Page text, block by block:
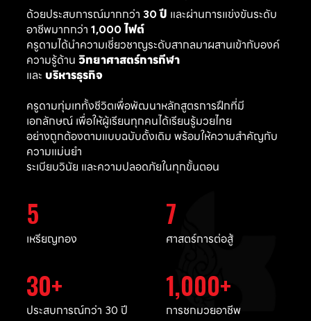
ด้วยประสบการณ์มากกว่า 30 ปี และผ่านการแข่งขันระดับ
อาชีพมากกว่า 1,000 ไฟต์
ครูดามได้นำความเชี่ยวชาญระดับสากลมาผสานเข้ากับองค์
ความรู้ด้าน วิทยาศาสตร์การกีฬา
และ บริหารธุรกิจ
ครูดามทุ่มเททั้งชีวิตเพื่อพัฒนาหลักสูตรการฝึกที่มี
เอกลักษณ์ เพื่อให้ผู้เรียนทุกคนได้เรียนรู้มวยไทย
อย่างถูกต้องตามแบบฉบับดั้งเดิม พร้อมให้ความสำคัญกับ
ความแม่นยำ
ระเบียบวินัย และความปลอดภัยในทุกขั้นตอน
5
เหรียญทอง
7
ศาสตร์การต่อสู้
30
ประสบการณ์กว่า 30 ปี
1,000
การชกมวยอาชีพ